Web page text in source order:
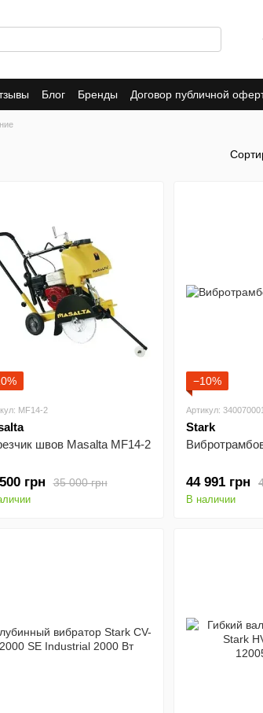
Блог Бренды Договор публичной
MF14-2
швов Masalta MF14-2
35 000 грн
грн
−10%
Артикул: 340070001
Stark
44 991 грн
В наличии